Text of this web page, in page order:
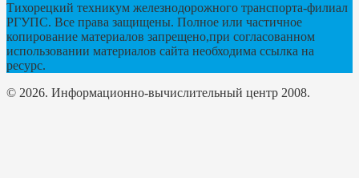
Тихорецкий техникум железнодорожного транспорта-филиал
РГУПС. Все права защищены. Полное или частичное
копирование материалов запрещено,при согласованном
использовании материалов сайта необходима ссылка на
ресурс.
© 2026. Информационно-вычислительный центр 2008.